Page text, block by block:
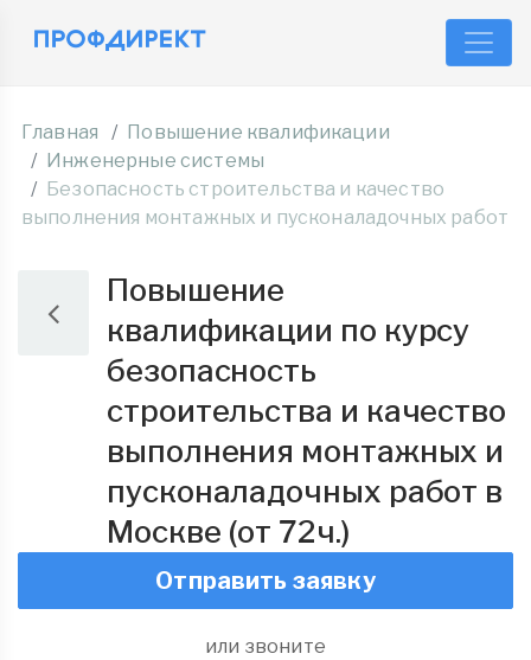
Главная
Повышение квалификации
Инженерные системы
Безопасность строительства и качество
выполнения монтажных и пусконаладочных работ
Повышение
квалификации по курсу
безопасность
строительства и качество
выполнения монтажных и
пусконаладочных работ в
Москве (от 72ч.)
Отправить заявку
или звоните